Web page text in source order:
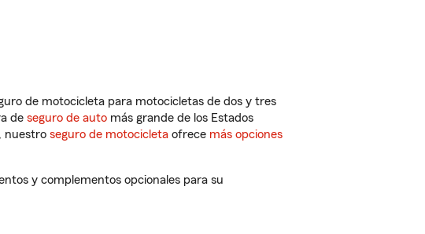
de motocicleta para motocicletas de dos y tres
de seguro de auto más grande de los Estados
nuestro seguro de motocicleta ofrece más opciones
y complementos opcionales para su